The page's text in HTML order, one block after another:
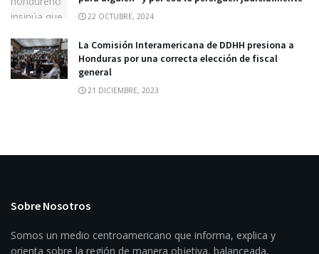
22 OCTUBRE, 2024
La Comisión Interamericana de DDHH presiona a
Honduras por una correcta elección de fiscal
general
21 DICIEMBRE, 2023
Sobre Nosotros
Somos un medio centroamericano que informa, explica y
orienta sobre la región de manera objetiva, balanceada,